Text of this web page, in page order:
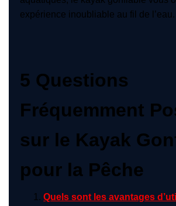
expérience inoubliable au fil de l’eau.
5 Questions
Fréquemment
sur le Kayak
pour la Pêche
Quels sont les avantages